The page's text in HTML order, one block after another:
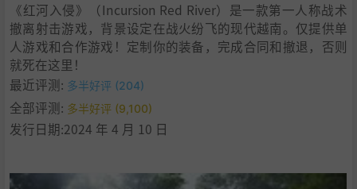
《红河入侵》（Incursion Red River）是一款第一人称战术
撤离射击游戏，背景设定在战火纷飞的现代越南。仅提供单
人游戏和合作游戏！定制你的装备，完成合同和撤退，否则
就死在这里！
最近评测: 多半好评 (204)
全部评测: 多半好评 (9,100)
发行日期:2024 年 4 月 10 日